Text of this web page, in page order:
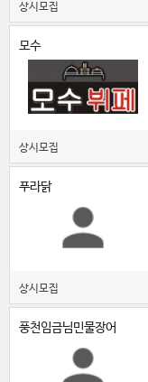
상시모집
모수
상시모집
푸라닭
상시모집
풍천임금님민물장어